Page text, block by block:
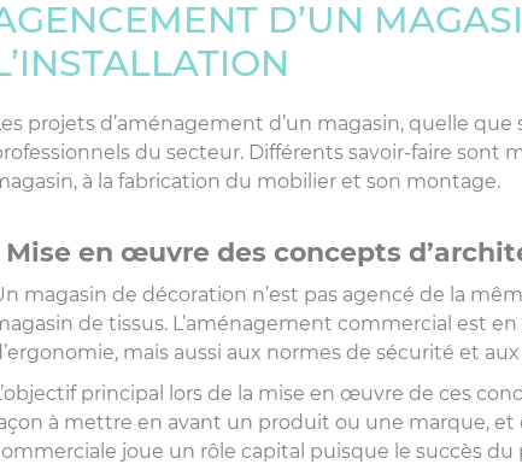
D’UN
projets d’aménagement d’un magasin, quelle
du secteur. Différents savoir-faire sont
à la fabrication du mobilier et son montage.
Mise en œuvre des concepts
magasin de décoration n’est pas agencé de la
de tissus. L’aménagement commercial est
mais aussi aux normes de sécurité et
principal lors de la mise en œuvre de ces
à mettre en avant un produit ou une marque, et
joue un rôle capital puisque le succès